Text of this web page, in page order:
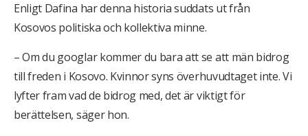
Enligt Dafina har denna historia suddats ut från
Kosovos politiska och kollektiva minne.
– Om du googlar kommer du bara att se att män bidrog
till freden i Kosovo. Kvinnor syns överhuvudtaget inte. Vi
lyfter fram vad de bidrog med, det är viktigt för
berättelsen, säger hon.